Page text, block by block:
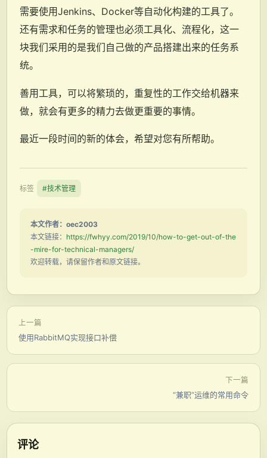
需要使用Jenkins、Docker等自动化构建的工具了。
还有需求和任务的管理也必须工具化、流程化，这一
块我们采用的是我们自己做的产品搭建出来的任务系
统。
善用工具，可以将繁琐的，重复性的工作交给机器来
做，就会有更多的精力去做更重要的事情。
最近一段时间的新的体会，希望对您有所帮助。
标签 #技术管理
本文作者：oec2003
本文链接： https://fwhyy.com/2019/10/how-to-get-out-of-the
-mire-for-technical-managers/
欢迎转载，请保留作者和原文链接。
上一篇
使用RabbitMQ实现接口补偿
下一篇
“兼职”运维的常用命令
评论